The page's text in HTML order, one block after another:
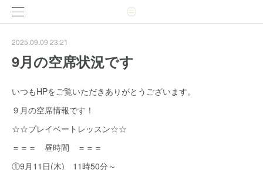
2025.09.09 23:21
9月の空席状況です
いつもHPをご覧いただきありがとうございます。
９月の空席情報です！
☆☆プレイベートレッスン☆☆
＝＝＝ 昼時間 ＝＝＝
①9月11日(木) 11時50分～